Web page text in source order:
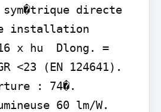
directe
installation
x hu  Dlong. =
<23 (EN 124641).
: 74�.
60 lm/W.